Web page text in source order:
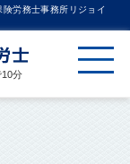
労務士事務所リジョイ
分